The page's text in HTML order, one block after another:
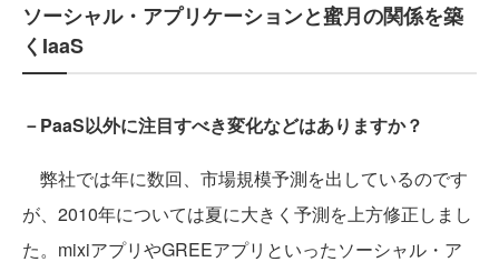
ソーシャル・アプリケーションと蜜月の関係を築
くIaaS
－PaaS以外に注目すべき変化などはありますか？
弊社では年に数回、市場規模予測を出しているのです
が、2010年については夏に大きく予測を上方修正しまし
た。mixiアプリやGREEアプリといったソーシャル・ア